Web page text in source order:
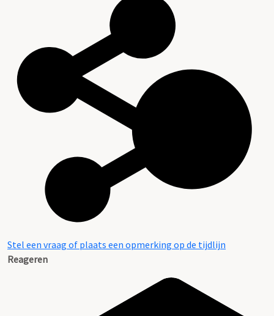
Stel een vraag of plaats een opmerking op de tijdlijn
Reageren